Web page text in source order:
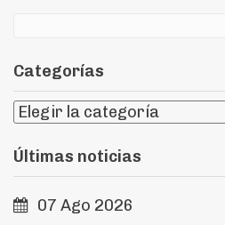
Categorías
Últimas noticias
07 Ago 2026